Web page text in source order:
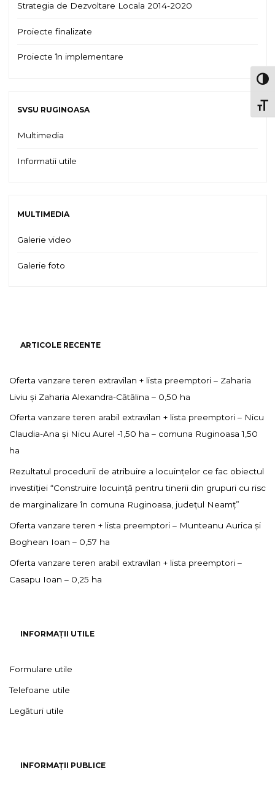
Strategia de Dezvoltare Locala 2014-2020
Proiecte finalizate
Proiecte în implementare
SVSU RUGINOASA
Multimedia
Informatii utile
MULTIMEDIA
Galerie video
Galerie foto
ARTICOLE RECENTE
Oferta vanzare teren extravilan + lista preemptori – Zaharia
Liviu și Zaharia Alexandra-Cătălina – 0,50 ha
Oferta vanzare teren arabil extravilan + lista preemptori – Nicu
Claudia-Ana și Nicu Aurel -1,50 ha – comuna Ruginoasa 1,50
ha
Rezultatul procedurii de atribuire a locuințelor ce fac obiectul
investiției “Construire locuință pentru tinerii din grupuri cu risc
de marginalizare în comuna Ruginoasa, județul Neamț”
Oferta vanzare teren + lista preemptori – Munteanu Aurica și
Boghean Ioan – 0,57 ha
Oferta vanzare teren arabil extravilan + lista preemptori –
Casapu Ioan – 0,25 ha
INFORMAȚII UTILE
Formulare utile
Telefoane utile
Legături utile
INFORMAȚII PUBLICE